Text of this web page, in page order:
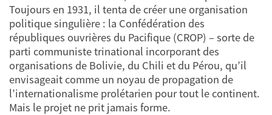
Toujours en 1931, il tenta de créer une organisation
politique singulière : la Confédération des
républiques ouvrières du Pacifique (CROP) – sorte de
parti communiste trinational incorporant des
organisations de Bolivie, du Chili et du Pérou, qu’il
envisageait comme un noyau de propagation de
l’internationalisme prolétarien pour tout le continent.
Mais le projet ne prit jamais forme.